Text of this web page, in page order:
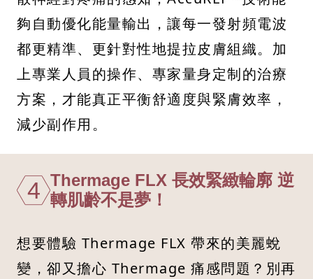
夠自動優化能量輸出，讓每一發射頻電波
都更精準、更針對性地提拉皮膚組織。加
上專業人員的操作、專家量身定制的治療
方案，才能真正平衡舒適度與緊膚效率，
減少副作用。
4 Thermage FLX 長效緊緻輪廓 逆
轉肌齡不是夢！
想要體驗 Thermage FLX 帶來的美麗蛻
變，卻又擔心 Thermage 痛感問題？別再